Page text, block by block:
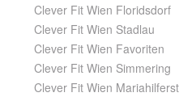
Clever Fit Wien Floridsdorf
Clever Fit Wien Stadlau
Clever Fit Wien Favoriten
Clever Fit Wien Simmering
Clever Fit Wien